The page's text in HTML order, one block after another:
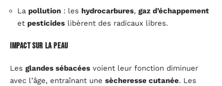
La pollution : les hydrocarbures, gaz d’échappement
et pesticides libèrent des radicaux libres.
Impact sur la peau
Les glandes sébacées voient leur fonction diminuer
avec l’âge, entraînant une sècheresse cutanée. Les